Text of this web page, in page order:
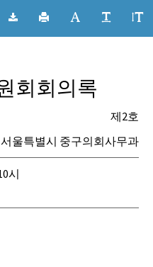
의회 회의록
회회의록
제2호
서울특별시 중구의회사무과
시